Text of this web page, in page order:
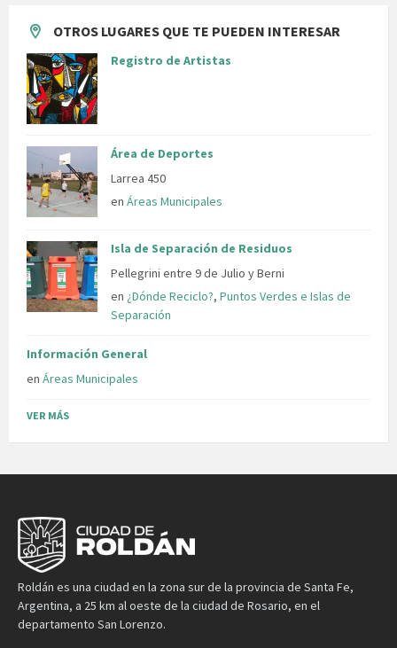
OTROS LUGARES QUE TE PUEDEN INTERESAR
Registro de Artistas
Área de Deportes
Larrea 450
en Áreas Municipales
Isla de Separación de Residuos
Pellegrini entre 9 de Julio y Berni
en ¿Dónde Reciclo?, Puntos Verdes e Islas de
Separación
Información General
en Áreas Municipales
VER MÁS
Roldán es una ciudad en la zona sur de la provincia de Santa Fe,
Argentina, a 25 km al oeste de la ciudad de Rosario, en el
departamento San Lorenzo.